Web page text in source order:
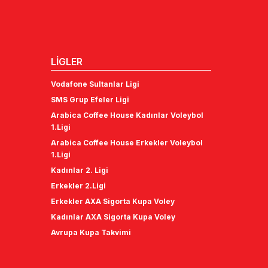
LİGLER
Vodafone Sultanlar Ligi
SMS Grup Efeler Ligi
Arabica Coffee House Kadınlar Voleybol
1.Ligi
Arabica Coffee House Erkekler Voleybol
1.Ligi
Kadınlar 2. Ligi
Erkekler 2.Ligi
Erkekler AXA Sigorta Kupa Voley
Kadınlar AXA Sigorta Kupa Voley
Avrupa Kupa Takvimi